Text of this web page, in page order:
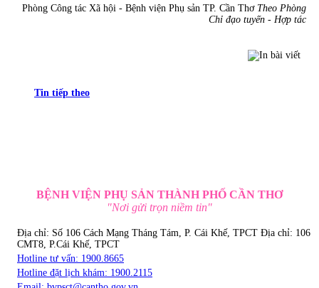
Phòng Công tác Xã hội - Bệnh viện Phụ sản TP. Cần Thơ Theo Phòng
Chỉ đạo tuyến - Hợp tác
Tin tiếp theo
BỆNH VIỆN PHỤ SẢN THÀNH PHỐ CẦN THƠ
"Nơi gửi trọn niềm tin"
Địa chỉ: Số 106 Cách Mạng Tháng Tám, P. Cái Khế, TPCT Địa chỉ: 106
CMT8, P.Cái Khế, TPCT
Hotline tư vấn: 1900.8665
Hotline đặt lịch khám: 1900.2115